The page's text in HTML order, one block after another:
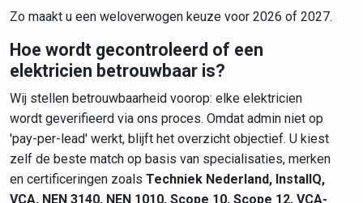
Zo maakt u een weloverwogen keuze voor 2026 of 2027.
Hoe wordt gecontroleerd of een
elektricien betrouwbaar is?
Wij stellen betrouwbaarheid voorop: elke elektricien
wordt geverifieerd via ons proces. Omdat admin niet op
'pay-per-lead' werkt, blijft het overzicht objectief. U kiest
zelf de beste match op basis van specialisaties, merken
en certificeringen zoals Techniek Nederland, InstallQ,
VCA, NEN 3140, NEN 1010, Scope 10, Scope 12, VCA-